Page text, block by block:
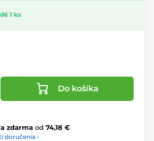
1 ks
Do košíka
zdarma od 74,18 €
doručenia ›